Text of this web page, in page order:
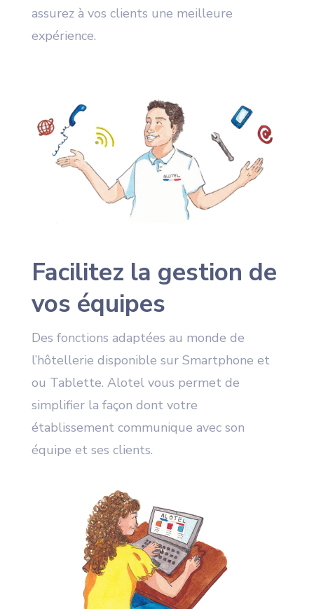
assurez à vos clients une meilleure
expérience.
Facilitez la gestion de
vos équipes
Des fonctions adaptées au monde de
l’hôtellerie disponible sur Smartphone et
ou Tablette. Alotel vous permet de
simplifier la façon dont votre
établissement communique avec son
équipe et ses clients.